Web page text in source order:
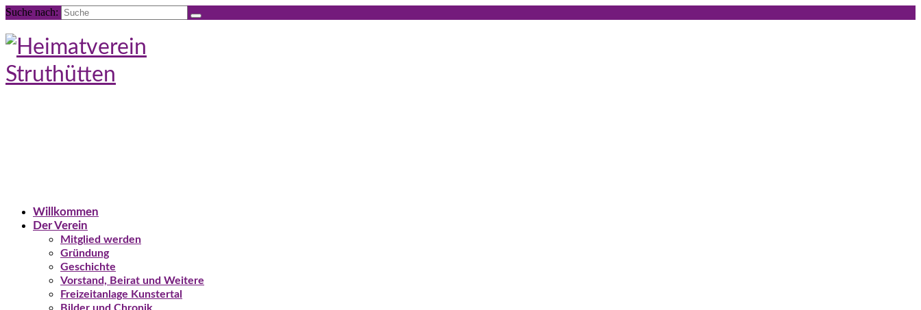
Suche nach:
Willkommen
Der Verein
Mitglied werden
Gründung
Geschichte
Vorstand, Beirat und Weitere
Freizeitanlage Kunstertal